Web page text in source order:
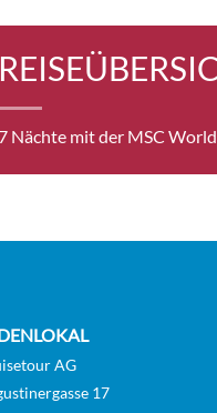
Nächte mit der MSC
AG
17